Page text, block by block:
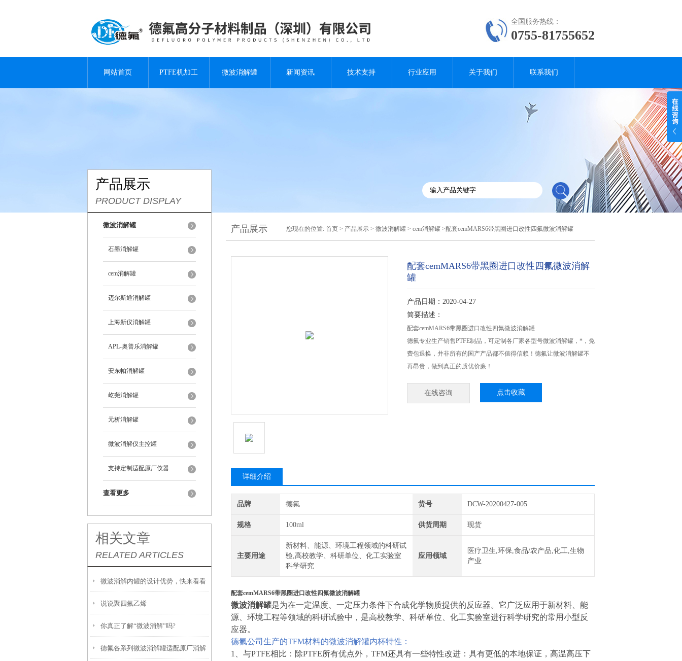
全国服务热线：
0755-81755652
网站首页 PTFE机加工 微波消解罐 新闻资讯 技术支持 行业应用 关于我们 联系我们
产品展示
PRODUCT DISPLAY
微波消解罐
石墨消解罐
cem消解罐
迈尔斯通消解罐
上海新仪消解罐
APL-奥普乐消解罐
安东帕消解罐
屹尧消解罐
元析消解罐
微波消解仪主控罐
支持定制适配原厂仪器
查看更多
相关文章
RELATED ARTICLES
微波消解内罐的设计优势，快来看看
吧
说说聚四氟乙烯
你真正了解“微波消解”吗?
德氟各系列微波消解罐适配原厂消解
产品展示 您现在的位置: 首页 > 产品展示 > 微波消解罐 > cem消解罐 >配套cemMARS6带黑圈进口改性四氟微波消解罐
配套cemMARS6带黑圈进口改性四氟微波消解
罐
产品日期：2020-04-27
简要描述：
配套cemMARS6带黑圈进口改性四氟微波消解罐
德氟专业生产销售PTFE制品，可定制各厂家各型号微波消解罐，*，免
费包退换，并非所有的国产产品都不值得信赖！德氟让微波消解罐不
再昂贵，做到真正的质优价廉！
在线咨询 点击收藏
详细介绍
品牌 德氟 货号 DCW-20200427-005
规格 100ml 供货周期 现货
主要用途
新材料、能源、环境工程领域的科研试
验,高校教学、科研单位、化工实验室
科学研究
应用领域
医疗卫生,环保,食品/农产品,化工,生物
产业
配套cemMARS6带黑圈进口改性四氟微波消解罐
微波消解罐是为在一定温度、一定压力条件下合成化学物质提供的反应器。它广泛应用于新材料、能
源、环境工程等领域的科研试验中，是高校教学、科研单位、化工实验室进行科学研究的常用小型反
应器。
德氟公司生产的TFM材料的微波消解罐内杯特性：
1、与PTFE相比：除PTFE所有优点外，TFM还具有一些特性改进：具有更低的本地保证，高温高压下